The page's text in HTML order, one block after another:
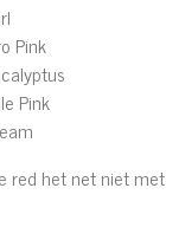
Pink
Pink
red het net niet met